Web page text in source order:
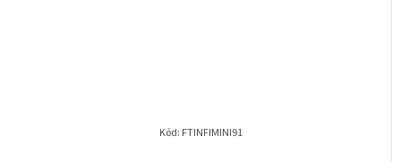
Kód: FTINFIMINI91